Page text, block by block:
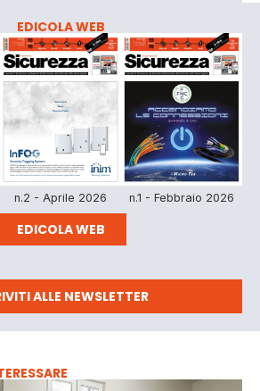
EDICOLA WEB
n.2 - Aprile 2026 n.1 - Febbraio 2026
EDICOLA WEB
ALLE NEWSLETTER